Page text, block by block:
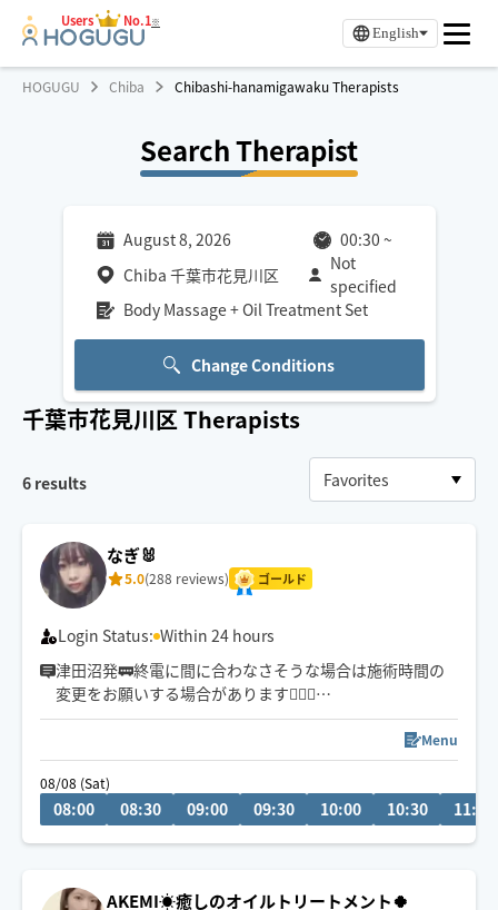
Users No.1※
English
HOGUGU Chiba Chibashi-hanamigawaku Therapists
Search Therapist
August 8, 2026 00:30 ~
Chiba 千葉市花見川区
Not
specified
Body Massage + Oil Treatment Set
Change Conditions
千葉市花見川区Therapists
6 results
なぎ🐰
5.0(288 reviews) ゴールド
Login Status: Within 24 hours
津田沼発🚃終電に間に合わなさそうな場合は施術時間の
変更をお願いする場合があります🙇🏻‍♀️
より一層リラックスできるように工夫していきます‎𖤐 ̖́-‬
京成線価格改定とエリア範囲拡大に伴って料金変更いた
しました🙂‍↕️
Menu
08/08 (Sat)
08:00 08:30 09:00 09:30 10:00 10:30 11:00
AKEMI☀️癒しのオイルトリートメント🍀